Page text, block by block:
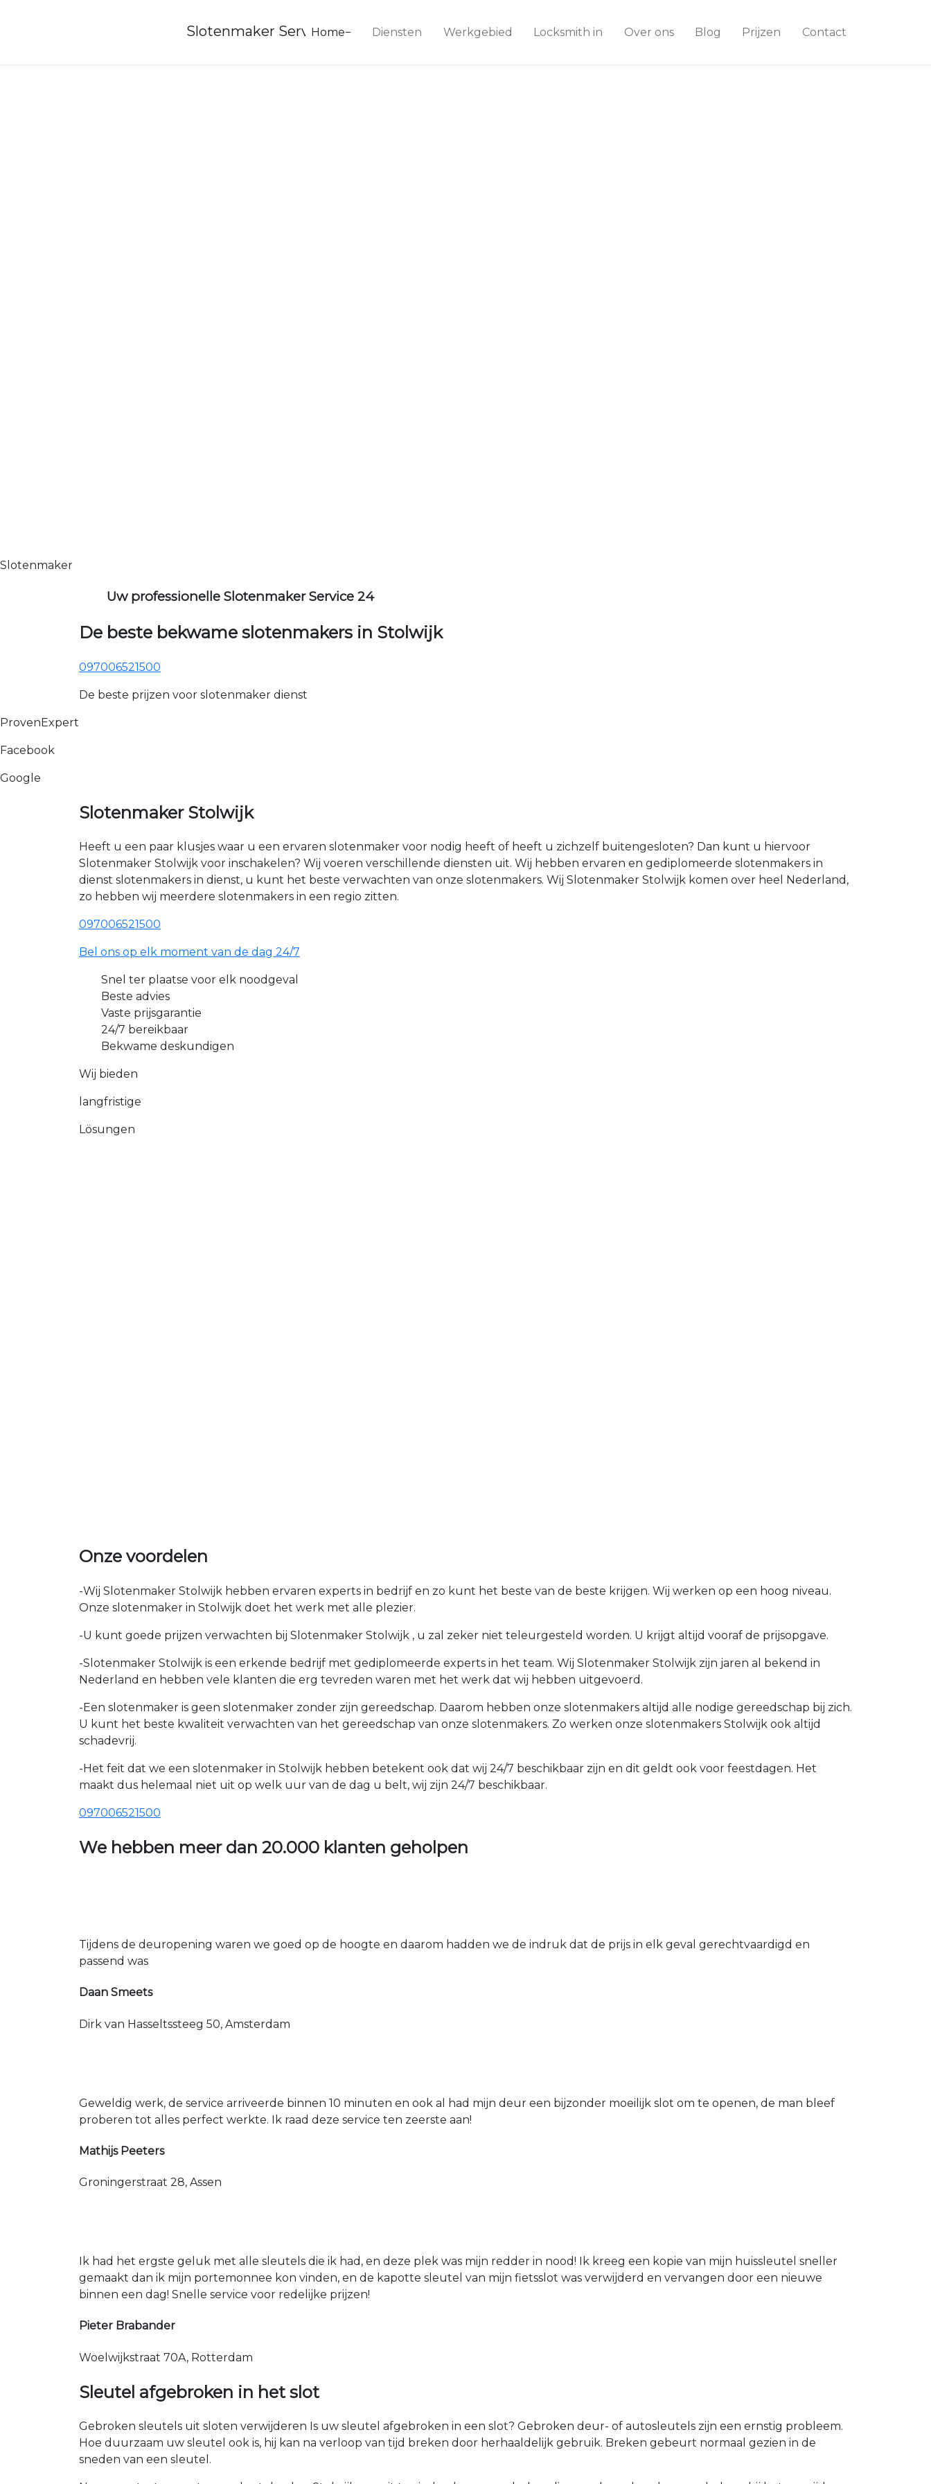
Slotenmaker Service 24
Home Diensten Werkgebied Locksmith in Over ons Blog Prijzen Contact
Slotenmaker
Uw professionelle Slotenmaker Service 24
De beste bekwame slotenmakers in Stolwijk
097006521500
De beste prijzen voor slotenmaker dienst
ProvenExpert
Facebook
Google
Slotenmaker Stolwijk
Heeft u een paar klusjes waar u een ervaren slotenmaker voor nodig heeft of heeft u zichzelf buitengesloten? Dan kunt u hiervoor
Slotenmaker Stolwijk voor inschakelen? Wij voeren verschillende diensten uit. Wij hebben ervaren en gediplomeerde slotenmakers in
dienst slotenmakers in dienst, u kunt het beste verwachten van onze slotenmakers. Wij Slotenmaker Stolwijk komen over heel Nederland,
zo hebben wij meerdere slotenmakers in een regio zitten.
097006521500
Bel ons op elk moment van de dag 24/7
Snel ter plaatse voor elk noodgeval
Beste advies
Vaste prijsgarantie
24/7 bereikbaar
Bekwame deskundigen
Wij bieden
langfristige
Lösungen
Onze voordelen
-Wij Slotenmaker Stolwijk hebben ervaren experts in bedrijf en zo kunt het beste van de beste krijgen. Wij werken op een hoog niveau.
Onze slotenmaker in Stolwijk doet het werk met alle plezier.
-U kunt goede prijzen verwachten bij Slotenmaker Stolwijk , u zal zeker niet teleurgesteld worden. U krijgt altijd vooraf de prijsopgave.
-Slotenmaker Stolwijk is een erkende bedrijf met gediplomeerde experts in het team. Wij Slotenmaker Stolwijk zijn jaren al bekend in
Nederland en hebben vele klanten die erg tevreden waren met het werk dat wij hebben uitgevoerd.
-Een slotenmaker is geen slotenmaker zonder zijn gereedschap. Daarom hebben onze slotenmakers altijd alle nodige gereedschap bij zich.
U kunt het beste kwaliteit verwachten van het gereedschap van onze slotenmakers. Zo werken onze slotenmakers Stolwijk ook altijd
schadevrij.
-Het feit dat we een slotenmaker in Stolwijk hebben betekent ook dat wij 24/7 beschikbaar zijn en dit geldt ook voor feestdagen. Het
maakt dus helemaal niet uit op welk uur van de dag u belt, wij zijn 24/7 beschikbaar.
097006521500
We hebben meer dan 20.000 klanten geholpen
Tijdens de deuropening waren we goed op de hoogte en daarom hadden we de indruk dat de prijs in elk geval gerechtvaardigd en
passend was
Daan Smeets
Dirk van Hasseltssteeg 50, Amsterdam
Geweldig werk, de service arriveerde binnen 10 minuten en ook al had mijn deur een bijzonder moeilijk slot om te openen, de man bleef
proberen tot alles perfect werkte. Ik raad deze service ten zeerste aan!
Mathijs Peeters
Groningerstraat 28, Assen
Ik had het ergste geluk met alle sleutels die ik had, en deze plek was mijn redder in nood! Ik kreeg een kopie van mijn huissleutel sneller
gemaakt dan ik mijn portemonnee kon vinden, en de kapotte sleutel van mijn fietsslot was verwijderd en vervangen door een nieuwe
binnen een dag! Snelle service voor redelijke prijzen!
Pieter Brabander
Woelwijkstraat 70A, Rotterdam
Sleutel afgebroken in het slot
Gebroken sleutels uit sloten verwijderen Is uw sleutel afgebroken in een slot? Gebroken deur- of autosleutels zijn een ernstig probleem.
Hoe duurzaam uw sleutel ook is, hij kan na verloop van tijd breken door herhaaldelijk gebruik. Breken gebeurt normaal gezien in de
sneden van een sleutel.